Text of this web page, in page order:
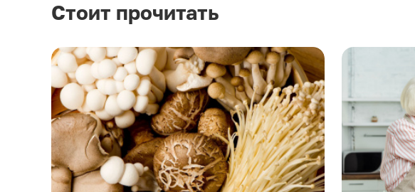
Стоит прочитать